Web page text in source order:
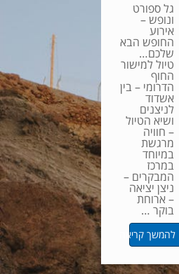
גל ספורט
ונופש –
אירוע
החופש הבא
שלכם…
טיול למישור
החוף
הדרומי – בין
אשדוד
לניצנים
ושיא הטיול
– חוויה
מרגשת
במיוחד
במרכז
המבקרים –
ניצן יציאה
– ארוחת
בוקר …
להמשך קריאה